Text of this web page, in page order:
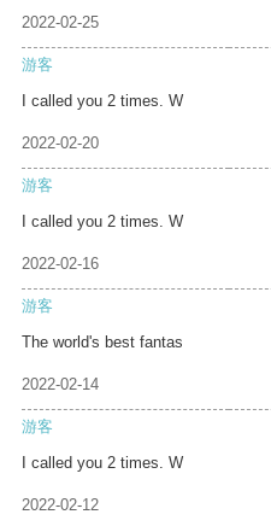
2022-02-25
游客
I called you 2 times. W
2022-02-20
游客
I called you 2 times. W
2022-02-16
游客
The world's best fantas
2022-02-14
游客
I called you 2 times. W
2022-02-12